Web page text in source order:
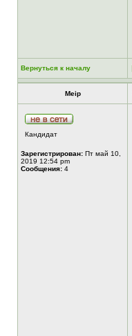
Вернуться к началу
Meip
Кандидат
Зарегистрирован: Пт май 10,
2019 12:54 pm
Сообщения: 4